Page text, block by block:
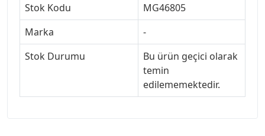
Stok Kodu
MG46805
Marka
-
Stok Durumu
Bu ürün geçici olarak
temin
edilememektedir.